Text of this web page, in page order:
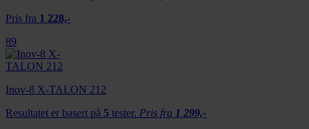
Pris fra 1 228,-
89
Inov-8 X-TALON 212
Resultatet er basert på 5 tester. Pris fra 1 299,-